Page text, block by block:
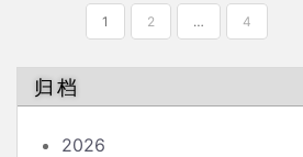
分
页
1 2 … 4
归档
2026